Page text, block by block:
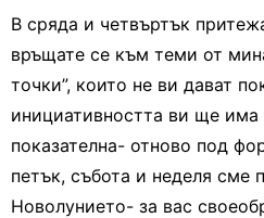
В сряда и четвъртък
връщате се към теми от
точки”, които не ви дават
инициативността ви ще
показателна- отново под
петък, събота и неделя сме
Новолунието- за вас